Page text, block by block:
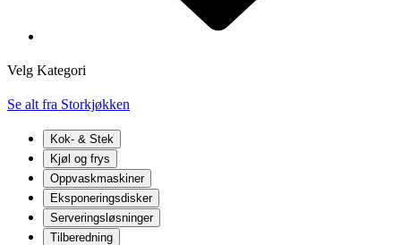
Velg Kategori
Se alt fra Storkjøkken
Kok- & Stek
Kjøl og frys
Oppvaskmaskiner
Eksponeringsdisker
Serveringsløsninger
Tilberedning